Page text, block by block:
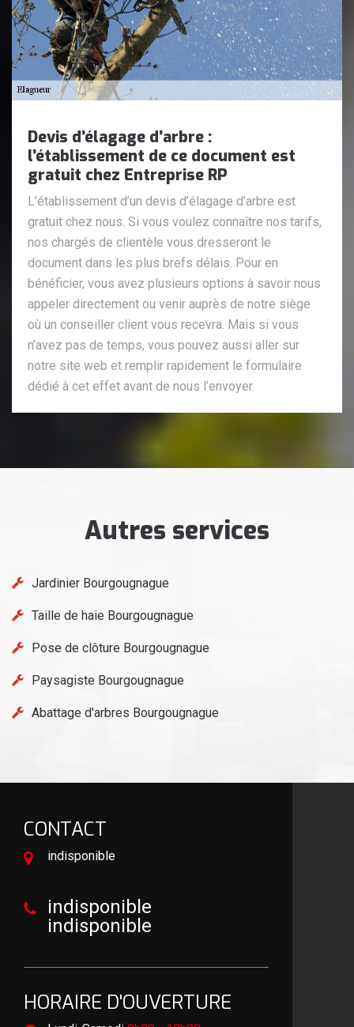
Devis d’élagage d’arbre :
l’établissement de ce document est
gratuit chez Entreprise RP
L’établissement d’un devis d’élagage d’arbre est
gratuit chez nous. Si vous voulez connaître nos tarifs,
nos chargés de clientèle vous dresseront le
document dans les plus brefs délais. Pour en
bénéficier, vous avez plusieurs options à savoir nous
appeler directement ou venir auprès de notre siège
où un conseiller client vous recevra. Mais si vous
n’avez pas de temps, vous pouvez aussi aller sur
notre site web et remplir rapidement le formulaire
dédié à cet effet avant de nous l’envoyer.
Autres services
Jardinier Bourgougnague
Taille de haie Bourgougnague
Pose de clôture Bourgougnague
Paysagiste Bourgougnague
Abattage d'arbres Bourgougnague
CONTACT
indisponible
indisponible
indisponible
HORAIRE D'OUVERTURE